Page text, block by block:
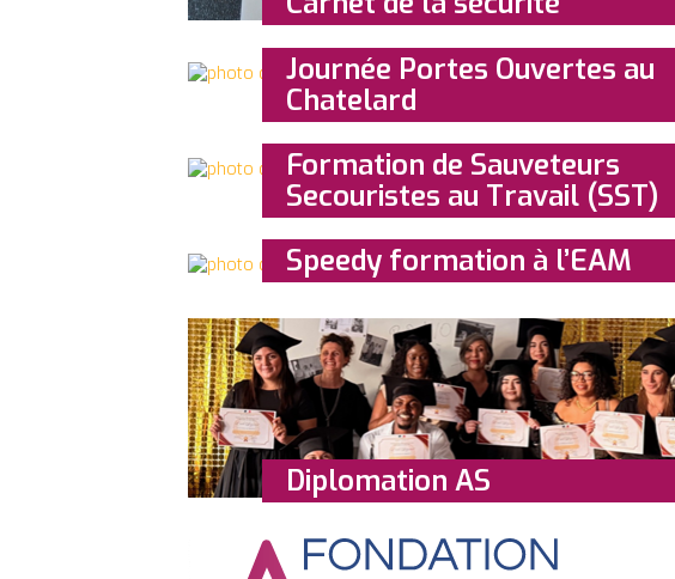
Journée Portes Ouvertes au
Chatelard
Formation de Sauveteurs
Secouristes au Travail (SST)
Speedy formation à l’EAM
Diplomation AS